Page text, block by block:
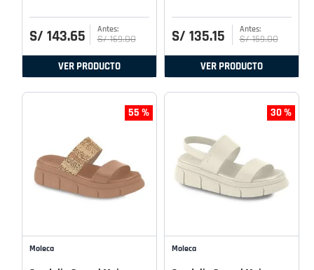
S/ 143.65 S/ 169.00
VER PRODUCTO
S/ 135.15 S/ 159.00
VER PRODUCTO
55 %
Moleca
30 %
Moleca